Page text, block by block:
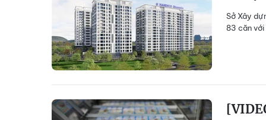
Sở Xây
83 căn